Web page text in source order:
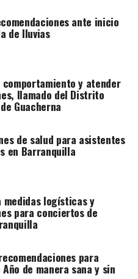
ante inicio
de lluvias
comportamiento y atender
llamado del Distrito
Guacherna
de salud para asistentes
en Barranquilla
logísticas y
para conciertos de
para
de manera sana y sin